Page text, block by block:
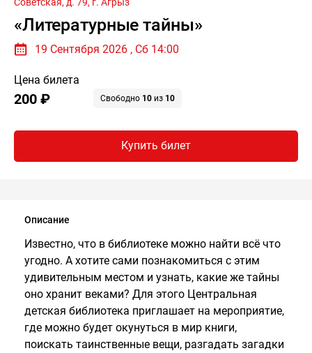
«Литературные тайны»
19 Сентября 2026 , Сб 14:00
Цена билета
200 ₽ Свободно 10 из 10
Купить билет
Описание
Известно, что в библиотеке можно найти всё что
угодно. А хотите сами познакомиться с этим
удивительным местом и узнать, какие же тайны
оно хранит веками? Для этого Центральная
детская библиотека приглашает на мероприятие,
где можно будет окунуться в мир книги,
поискать таинственные вещи, разгадать загадки